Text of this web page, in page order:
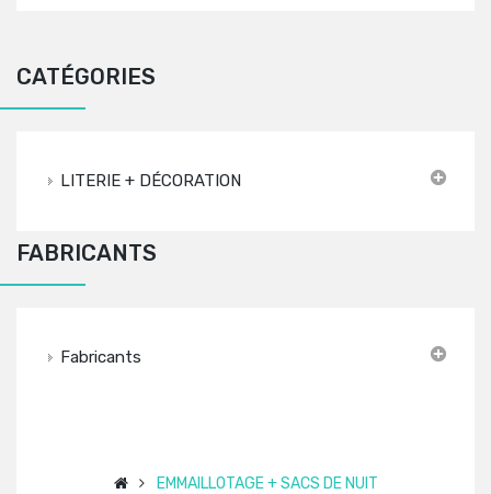
CATÉGORIES
LITERIE + DÉCORATION
FABRICANTS
Fabricants
EMMAILLOTAGE + SACS DE NUIT